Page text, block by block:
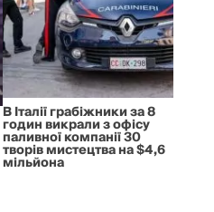
В Італії грабіжники за 8
годин викрали з офісу
паливної компанії 30
творів мистецтва на $4,6
мільйона